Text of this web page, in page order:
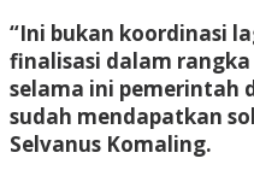
“Ini bukan koordinasi
finalisasi dalam
selama ini pemerintah
sudah mendapatkan
Selvanus Komaling.